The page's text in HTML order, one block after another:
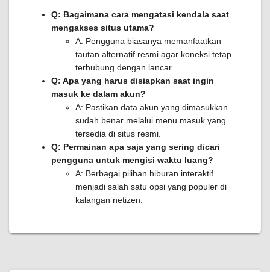
Q: Bagaimana cara mengatasi kendala saat
mengakses situs utama?
A: Pengguna biasanya memanfaatkan
tautan alternatif resmi agar koneksi tetap
terhubung dengan lancar.
Q: Apa yang harus disiapkan saat ingin
masuk ke dalam akun?
A: Pastikan data akun yang dimasukkan
sudah benar melalui menu masuk yang
tersedia di situs resmi.
Q: Permainan apa saja yang sering dicari
pengguna untuk mengisi waktu luang?
A: Berbagai pilihan hiburan interaktif
menjadi salah satu opsi yang populer di
kalangan netizen.